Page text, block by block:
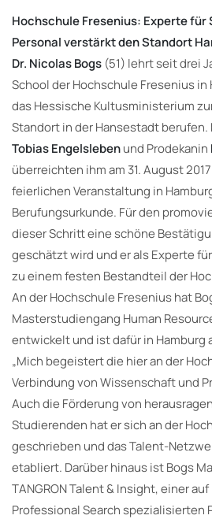
Hochschule Fresenius: Experte für
Personal verstärkt den Standort
Dr. Nicolas Bogs (51) lehrt seit drei
School der Hochschule Fresenius in
das Hessische Kultusministerium
Standort in der Hansestadt berufen.
Tobias Engelslebenund Prodekanin
überreichten ihm am 31. August
feierlichen Veranstaltung in
Berufungsurkunde. Für den
dieser Schritt eine schöne
geschätzt wird und er als Experte
zu einem festen Bestandteil der
An der Hochschule Fresenius hat
Masterstudiengang Human
entwickelt und ist dafür in Hamburg
„Mich begeistert die hier an der
Verbindung von Wissenschaft und
Auch die Förderung von
Studierenden hat er sich an der
geschrieben und das Talent-
etabliert. Darüber hinaus ist Bogs
TANGRON Talent & Insight, einer
Professional Search spezialisierten